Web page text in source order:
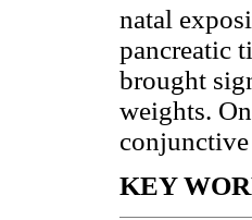
natal
pancreatic
brought
weights.
KEY